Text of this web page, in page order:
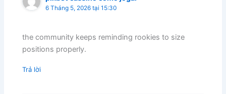
6 Tháng 5, 2026 tại 15:30
the community keeps reminding rookies to size
positions properly.
Trả lời